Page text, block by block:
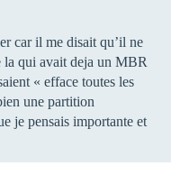
car il me disait qu’il ne
la qui avait deja un MBR
« efface toutes les
une partition
je pensais importante et